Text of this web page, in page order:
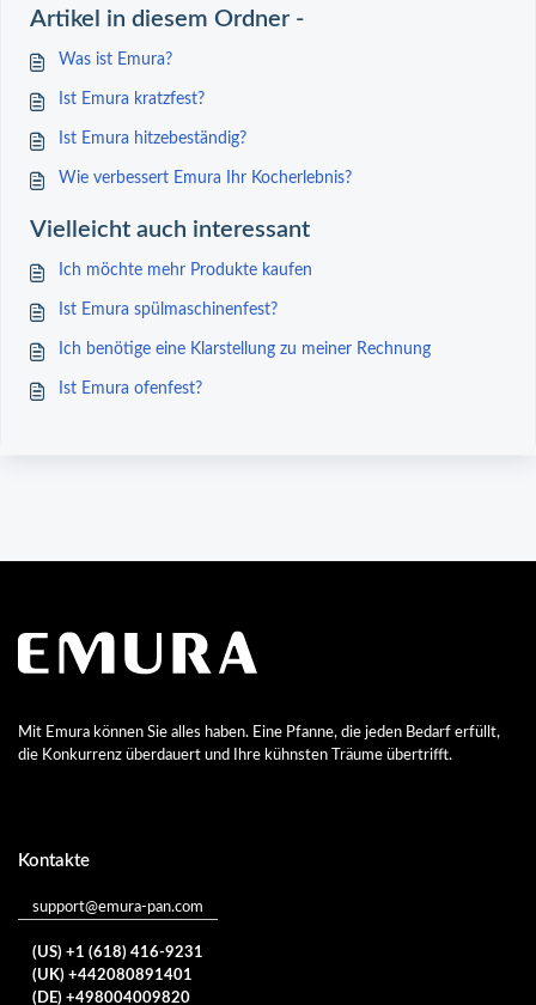
Artikel in diesem Ordner -
Was ist Emura?
Ist Emura kratzfest?
Ist Emura hitzebeständig?
Wie verbessert Emura Ihr Kocherlebnis?
Vielleicht auch interessant
Ich möchte mehr Produkte kaufen
Ist Emura spülmaschinenfest?
Ich benötige eine Klarstellung zu meiner Rechnung
Ist Emura ofenfest?
Mit Emura können Sie alles haben. Eine Pfanne, die jeden Bedarf erfüllt,
die Konkurrenz überdauert und Ihre kühnsten Träume übertrifft.
Kontakte
support@emura-pan.com
(US) +1 (618) 416-9231
(UK) +442080891401
(DE) +498004009820